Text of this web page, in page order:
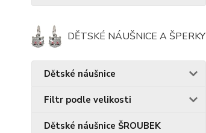
DĚTSKÉ NÁUŠNICE A ŠPERKY
Dětské náušnice
Filtr podle velikosti
Dětské náušnice ŠROUBEK